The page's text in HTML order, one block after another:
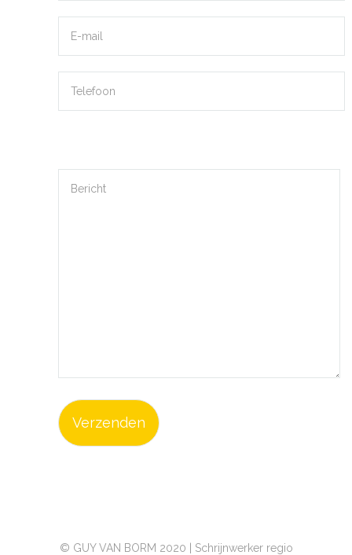
© GUY VAN BORM 2020 | Schrijnwerker regio